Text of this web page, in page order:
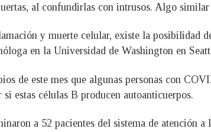
al confundirlas con intrusos. Algo
y muerte celular, existe la posibilidad
en la Universidad de Washington en
de este mes que algunas personas con
estas células B producen autoanticuerpos.
a 52 pacientes del sistema de atención